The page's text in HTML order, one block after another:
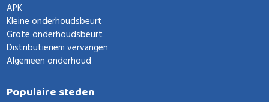
APK
Kleine onderhoudsbeurt
Grote onderhoudsbeurt
Distributieriem vervangen
Algemeen onderhoud
Populaire steden